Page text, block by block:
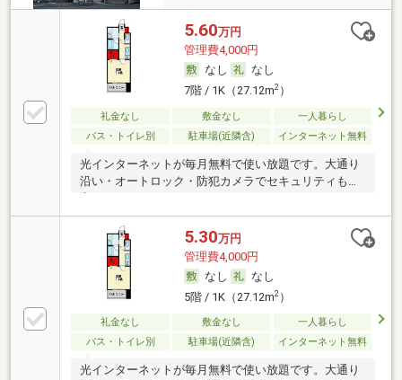
5.60万円
管理費4,000円
なし
なし
7階 / 1K（27.12m2）
礼金なし 敷金なし
一人暮らし
バス・トイレ別
駐車場(近隣含) インターネット無料
光インターネットが毎月無料で使い放題です。大通り
沿い・オートロック・防犯カメラでセキュリティも安
心。
5.30万円
管理費4,000円
なし
なし
5階 / 1K（27.12m2）
礼金なし 敷金なし
一人暮らし
バス・トイレ別
駐車場(近隣含) インターネット無料
光インターネットが毎月無料で使い放題です。大通り